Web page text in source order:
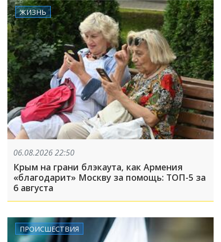
ЖИЗНЬ
06.08.2026 22:50
Крым на грани блэкаута, как Армения
«благодарит» Москву за помощь: ТОП-5 за
6 августа
ПРОИСШЕСТВИЯ